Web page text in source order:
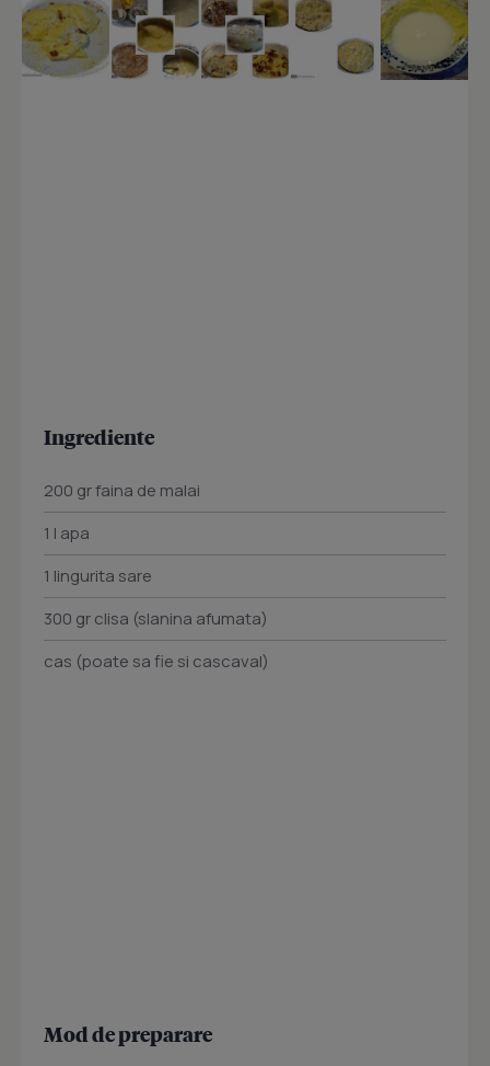
Ingrediente
200 gr faina de malai
1 l apa
1 lingurita sare
300 gr clisa (slanina afumata)
cas (poate sa fie si cascaval)
Mod de preparare